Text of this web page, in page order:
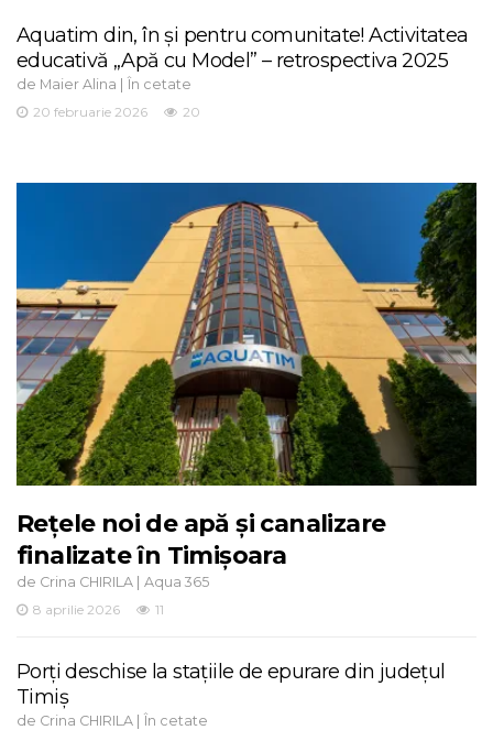
Aquatim din, în și pentru comunitate! Activitatea
educativă „Apă cu Model” – retrospectiva 2025
de Maier Alina | În cetate
20 februarie 2026
20
Rețele noi de apă și canalizare
finalizate în Timișoara
de Crina CHIRILA | Aqua 365
8 aprilie 2026
11
Porți deschise la stațiile de epurare din județul
Timiș
de Crina CHIRILA | În cetate